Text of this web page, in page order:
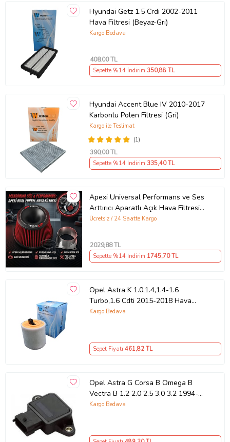
Hyundai Getz 1.5 Crdi 2002-2011
Hava Filtresi (Beyaz-Gri)
Kargo Bedava
408,00 TL
Sepette %14 İndirim 350,88 TL
Hyundai Accent Blue IV 2010-2017
Karbonlu Polen Filtresi (Gri)
(1)
Kargo ile Teslimat
390,00 TL
Sepette %14 İndirim 335,40 TL
Apexi Universal Performans ve Ses
Arttırıcı Aparatlı Açık Hava Filtresi
Seti +6 Hp Kırmızı 76 mm
Ücretsiz / 24 Saatte Kargo
2029,88 TL
Sepette %14 İndirim 1745,70 TL
Opel Astra K 1.0,1.4,1.4-1.6
Turbo,1.6 Cdti 2015-2018 Hava
Filtresi (Beyaz-Gri)
Kargo Bedava
Sepet Fiyatı 461,82 TL
Opel Astra G Corsa B Omega B
Vectra B 1.2 2.0 2.5 3.0 3.2 1994-
GAZ Kelebek Sensoru 90541502
Kargo Bedava